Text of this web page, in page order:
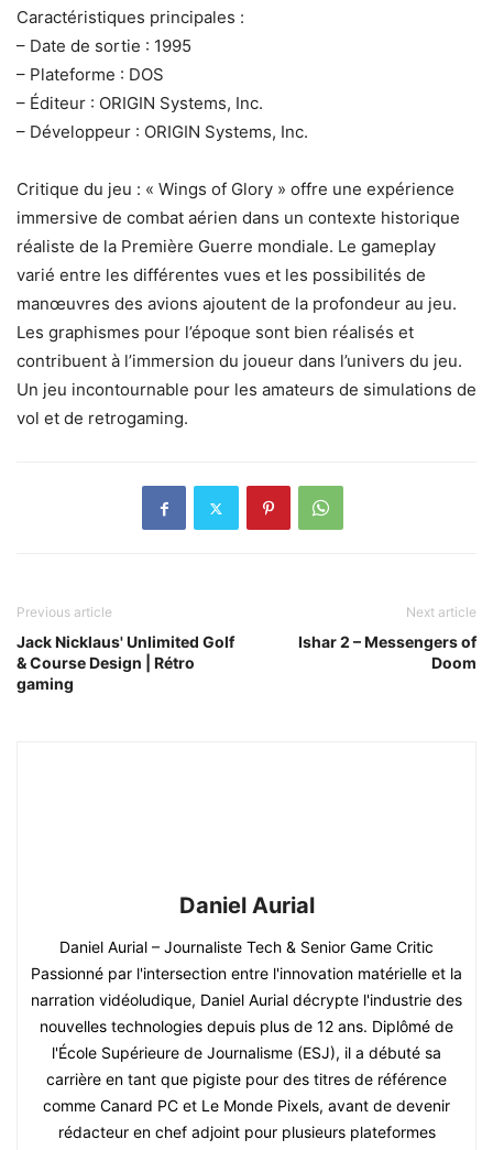
Caractéristiques principales :
– Date de sortie : 1995
– Plateforme : DOS
– Éditeur : ORIGIN Systems, Inc.
– Développeur : ORIGIN Systems, Inc.
Critique du jeu : « Wings of Glory » offre une expérience
immersive de combat aérien dans un contexte historique
réaliste de la Première Guerre mondiale. Le gameplay
varié entre les différentes vues et les possibilités de
manœuvres des avions ajoutent de la profondeur au jeu.
Les graphismes pour l’époque sont bien réalisés et
contribuent à l’immersion du joueur dans l’univers du jeu.
Un jeu incontournable pour les amateurs de simulations de
vol et de retrogaming.
Previous article
Jack Nicklaus' Unlimited Golf
& Course Design | Rétro
gaming
Next article
Ishar 2 – Messengers of
Doom
Daniel Aurial
Daniel Aurial – Journaliste Tech & Senior Game Critic
Passionné par l'intersection entre l'innovation matérielle et la
narration vidéoludique, Daniel Aurial décrypte l'industrie des
nouvelles technologies depuis plus de 12 ans. Diplômé de
l'École Supérieure de Journalisme (ESJ), il a débuté sa
carrière en tant que pigiste pour des titres de référence
comme Canard PC et Le Monde Pixels, avant de devenir
rédacteur en chef adjoint pour plusieurs plateformes